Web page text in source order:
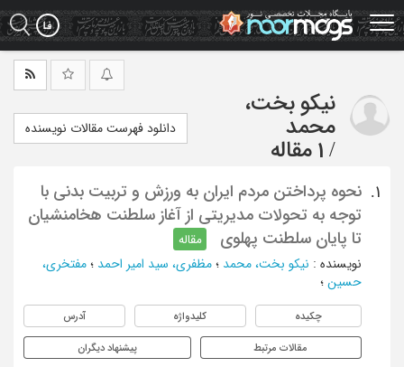
Skip
to
main
نیکو بخت،
محمد
/ 1 مقاله
دانلود فهرست مقالات نویسنده
1.
نحوه پرداختن مردم ایران به ورزش و تربیت بدنی با
توجه به تحولات مدیریتی از آغاز سلطنت هخامنشیان
تا پایان سلطنت پهلوی
مقاله
نویسنده : نیکو بخت، محمد ؛ مظفری، سید امیر احمد ؛ مفتخری،
حسین ؛
چکیده کلیدواژه آدرس
مقالات مرتبط پیشنهاد دیگران